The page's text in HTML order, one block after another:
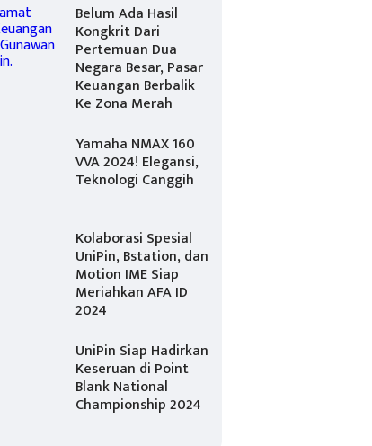
Belum Ada Hasil
Kongkrit Dari
Pertemuan Dua
Negara Besar, Pasar
Keuangan Berbalik
Ke Zona Merah
Yamaha NMAX 160
VVA 2024! Elegansi,
Teknologi Canggih
Kolaborasi Spesial
UniPin, Bstation, dan
Motion IME Siap
Meriahkan AFA ID
2024
UniPin Siap Hadirkan
Keseruan di Point
Blank National
Championship 2024